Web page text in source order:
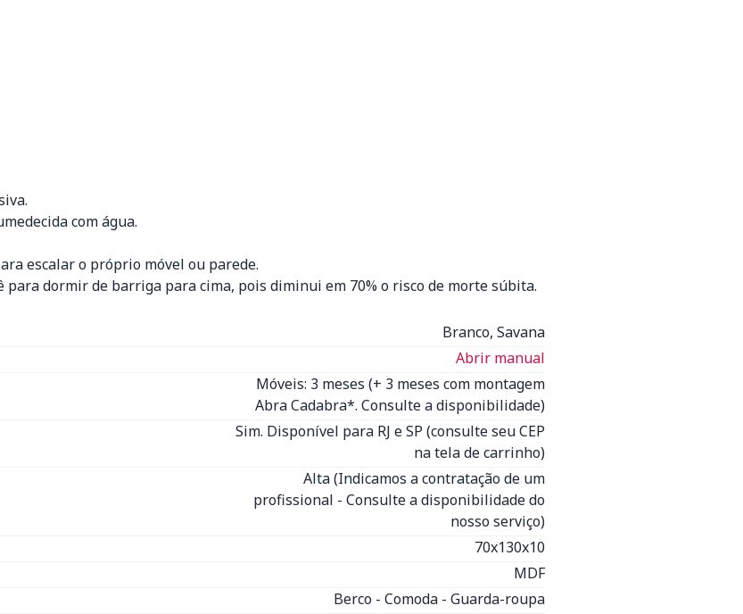
com água.
escalar o próprio móvel ou parede.
dormir de barriga para cima, pois diminui em 70% o risco de morte súbita.
Branco, Savana
Abrir manual
Móveis: 3 meses (+ 3 meses com montagem
Abra Cadabra*. Consulte a disponibilidade)
Sim. Disponível para RJ e SP (consulte seu CEP
na tela de carrinho)
Alta (Indicamos a contratação de um
profissional - Consulte a disponibilidade do
nosso serviço)
70x130x10
MDF
Berco - Comoda - Guarda-roupa